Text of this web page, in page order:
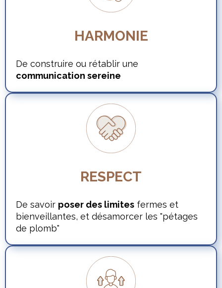
HARMONIE
De construire ou rétablir une
communication sereine
RESPECT
De savoir poser des limites fermes et
bienveillantes, et désamorcer les "pétages
de plomb"